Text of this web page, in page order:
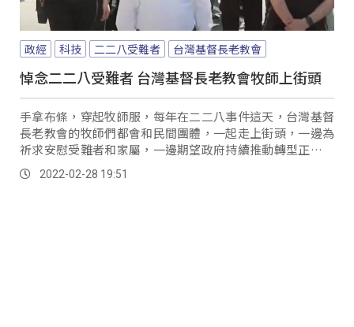
政經 科技 二二八受難者 台灣基督長老教會
悼念二二八受難者 台灣基督長老教會牧師上街頭
手拿布條，穿起牧師服，每年在二二八事件這天，台灣基督
長老教會的牧師們都會和民間團體，一起走上街頭，一邊為
祈求安慰受難者和家屬，一邊期望政府持續推動轉型正義，
共同守護自由民主的台灣。
2022-02-28 19:51